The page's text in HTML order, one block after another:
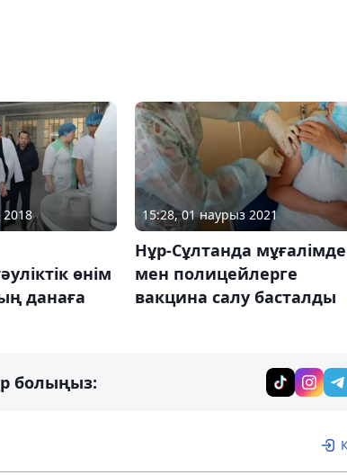
өнім
данаға
15:28, 01 наурыз 2021
Нұр-Сұлтанда
мен полицейлерге
вакцина салу басталды
болыңыз: